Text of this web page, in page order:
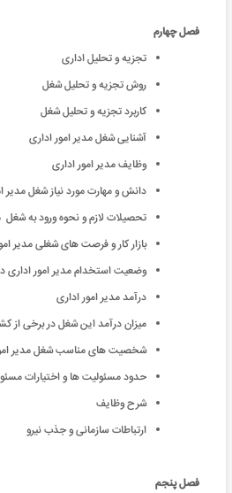
فصل چهارم
تجزیه و تحلیل اداری
روش تجزیه و تحلیل شغل
کاربرد تجزیه و تحلیل شغل
آشنایی شغل مدیر امور اداری
وظایف مدیر امور اداری
دانش و مهارت مورد نیاز شغل مدیر
تحصیلات لازم و نحوه ورود به شغل
بازار کار و فرصت های شغلی مدیر
وضعیت استخدام مدیر امور
درآمد مدیر امور اداری
میزان درآمد این شغل در برخی از
شخصیت های مناسب شغل مدیر
حدود مسئولیت ها و اختیارات
شرح وظایف
ارتباطات سازمانی و جذب نیرو
فصل پنجم